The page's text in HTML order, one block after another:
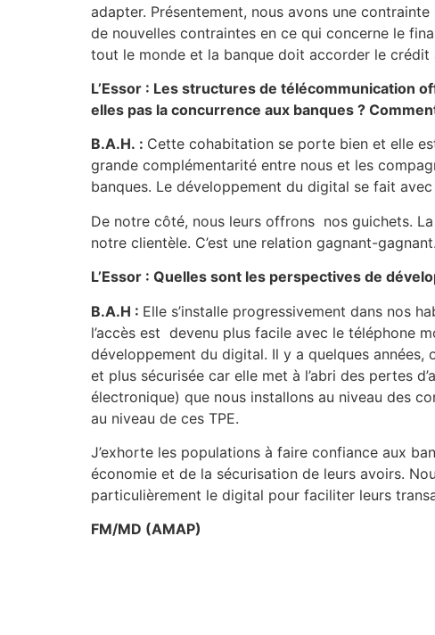
adapter. Présentement, nous avons une
de nouvelles contraintes en ce qui concerne le
tout le monde et la banque doit accorder le crédit
L’Essor : Les structures de télécommunication
elles pas la concurrence aux banques ?
B.A.H. : Cette cohabitation se porte bien et elle
grande complémentarité entre nous et les
banques. Le développement du digital se fait
De notre côté, nous leurs offrons nos guichets.
notre clientèle. C’est une relation gagnant-
L’Essor : Quelles sont les perspectives de
B.A.H : Elle s’installe progressivement dans nos
l’accès est devenu plus facile avec le téléphone
développement du digital. Il y a quelques années,
et plus sécurisée car elle met à l’abri des pertes
électronique) que nous installons au niveau des
au niveau de ces TPE.
J’exhorte les populations à faire confiance aux
économie et de la sécurisation de leurs avoirs.
particulièrement le digital pour faciliter leurs
FM/MD (AMAP)